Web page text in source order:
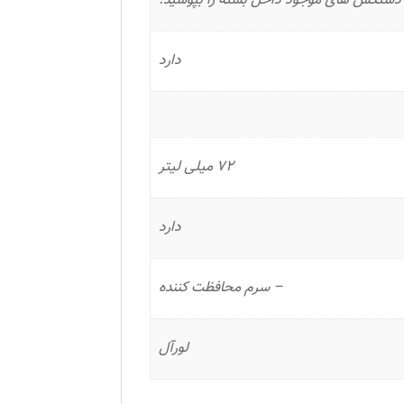
دارد
72 میلی لیتر
دارد
– سرم محافظت کننده
لورآل